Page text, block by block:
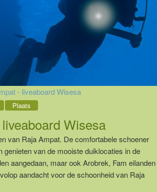
- liveaboard Wisesa
Plaats
Wisesa
van Raja Ampat. De comfortabele schoener
van de mooiste duiklocaties in de
aangedaan, maar ook Arobrek, Fam eilanden
aandacht voor de schoonheid van Raja